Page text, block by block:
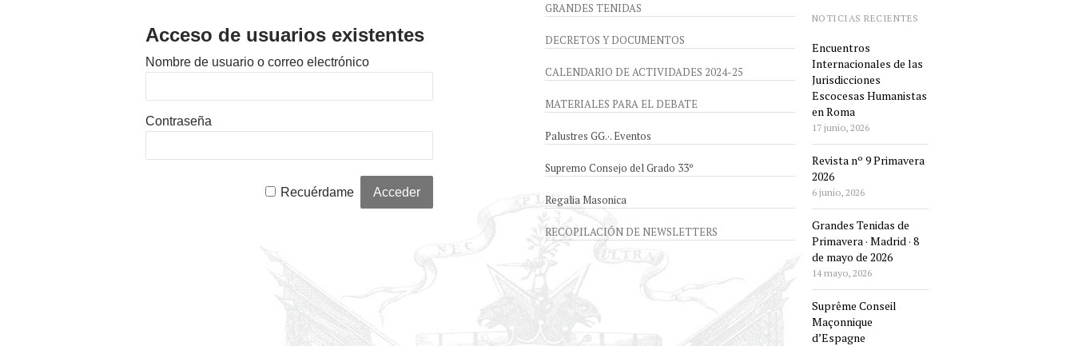
Acceso de usuarios existentes
Nombre de usuario o correo electrónico
Contraseña
Recuérdame
GRANDES TENIDAS
DECRETOS Y DOCUMENTOS
CALENDARIO DE ACTIVIDADES 2024-25
MATERIALES PARA EL DEBATE
Palustres GG.·. Eventos
Supremo Consejo del Grado 33º
Regalia Masonica
RECOPILACIÓN DE NEWSLETTERS
NOTICIAS RECIENTES
Encuentros
Internacionales de las
Jurisdicciones
Escocesas Humanistas
en Roma
17 junio, 2026
Revista nº 9 Primavera
2026
6 junio, 2026
Grandes Tenidas de
Primavera · Madrid · 8
de mayo de 2026
14 mayo, 2026
Suprême Conseil
Maçonnique
d’Espagne